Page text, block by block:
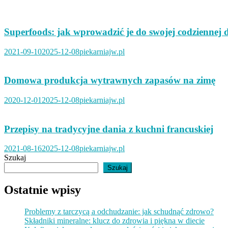
Superfoods: jak wprowadzić je do swojej codziennej
2021-09-102025-12-08piekarniajw.pl
Domowa produkcja wytrawnych zapasów na zimę
2020-12-01 2025-12-08piekarniajw.pl
Przepisy na tradycyjne dania z kuchni francuskiej
2021-08-162025-12-08piekarniajw.pl
Szukaj
Szukaj
Ostatnie wpisy
Problemy z tarczycą a odchudzanie: jak schudnąć zdrowo?
Składniki mineralne: klucz do zdrowia i piękna w diecie